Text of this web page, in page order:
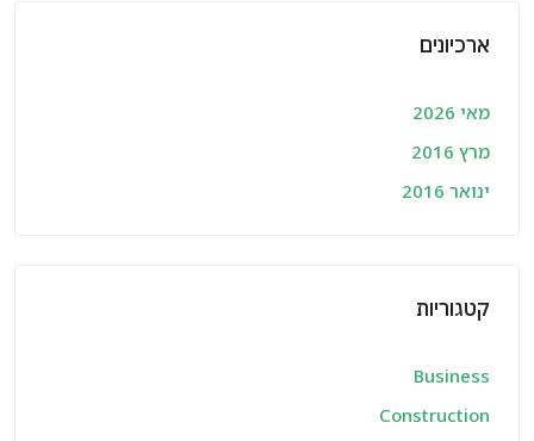
ארכיונים
מאי 2026
מרץ 2016
ינואר 2016
קטגוריות
Business
Construction